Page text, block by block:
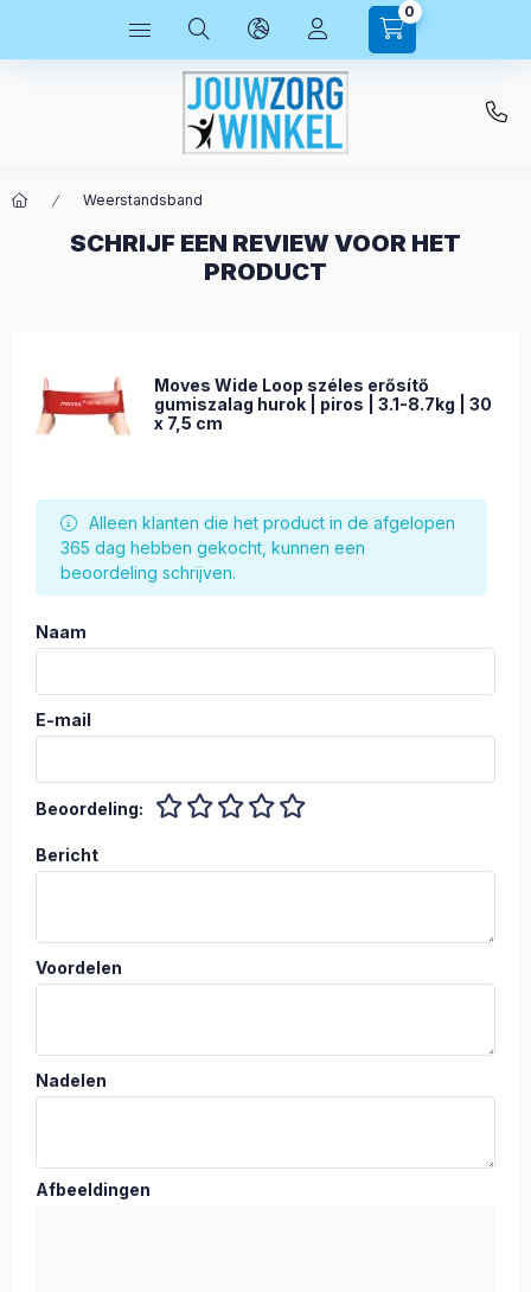
0
Weerstandsband
SCHRIJF EEN REVIEW VOOR HET
PRODUCT
Moves Wide Loop széles erősítő
gumiszalag hurok | piros | 3.1-8.7kg | 30
x 7,5 cm
Alleen klanten die het product in de afgelopen
365 dag hebben gekocht, kunnen een
beoordeling schrijven.
Naam
E-mail
Beoordeling:
Bericht
Voordelen
Nadelen
Afbeeldingen